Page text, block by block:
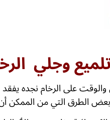
والوقت على الرخام نجده
الطرق التي من الممكن